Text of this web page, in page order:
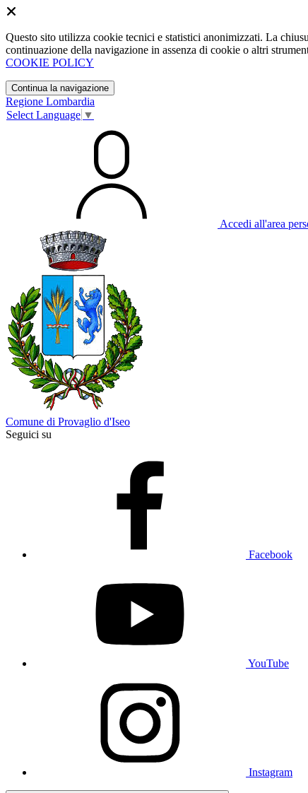
Questo sito utilizza cookie tecnici e statistici anonimizzati. La
continuazione della navigazione in assenza di cookie o altri
COOKIE POLICY
Continua la navigazione
Regione Lombardia
Select Language ▼
Accedi all'area
Comune di Provaglio d'Iseo
Seguici su
Facebook
YouTube
Instagram